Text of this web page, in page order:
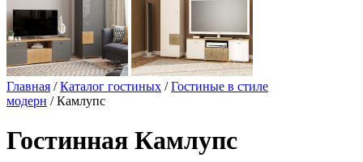
Главная /Каталог гостиных /Гостиные в стиле
модерн / Камлупс
Гостинная Камлупс